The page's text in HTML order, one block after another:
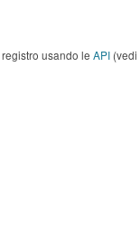
usando le API (vedi